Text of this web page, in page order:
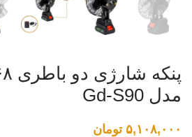
مدل Gd-S90
۵,۱۰۸,۰۰۰ تومان